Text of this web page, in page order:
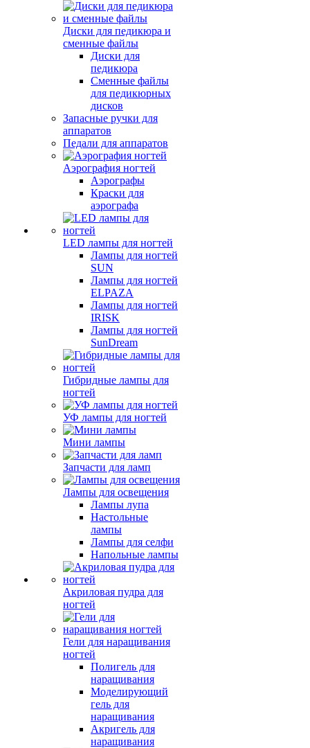
Диски для педикюра и
сменные файлы
Диски для
педикюра
Сменные файлы
для педикюрных
дисков
Запасные ручки для
аппаратов
Педали для аппаратов
Аэрография ногтей
Аэрографы
Краски для
аэрографа
LED лампы для ногтей
Лампы для ногтей
SUN
Лампы для ногтей
ELPAZA
Лампы для ногтей
IRISK
Лампы для ногтей
SunDream
Гибридные лампы для
ногтей
УФ лампы для ногтей
Мини лампы
Запчасти для ламп
Лампы для освещения
Лампы лупа
Настольные
лампы
Лампы для селфи
Напольные лампы
Акриловая пудра для
ногтей
Гели для наращивания
ногтей
Полигель для
наращивания
Моделирующий
гель для
наращивания
Акригель для
наращивания